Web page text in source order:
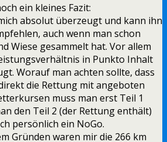
ein kleines Fazit:
absolut überzeugt und kann ihn
auch wenn man schon
Wiese gesammelt hat. Vor allem
in Punkto Inhalt
Worauf man achten sollte, dass
die Rettung mit angeboten
muss man erst Teil 1
den Teil 2 (der Rettung enthält)
persönlich ein NoGo.
Gründen waren mir die 266 km